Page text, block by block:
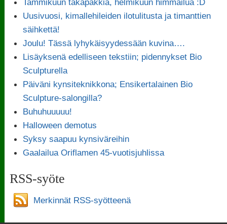
Uusivuosi, kimallehileiden ilotulitusta ja timanttien
säihkettä!
Joulu! Tässä lyhykäisyydessään kuvina….
Lisäyksenä edelliseen tekstiin; pidennykset Bio
Sculpturella
Päiväni kynsiteknikkona; Ensikertalainen Bio
Sculpture-salongilla?
Buhuhuuuuu!
Halloween demotus
Syksy saapuu kynsiväreihin
Gaalailua Oriflamen 45-vuotisjuhlissa
RSS-syöte
Merkinnät RSS-syötteenä